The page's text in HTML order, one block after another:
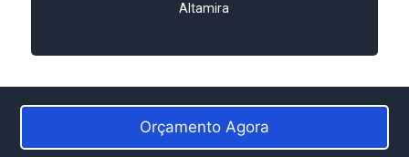
Altamira
Orçamento Agora